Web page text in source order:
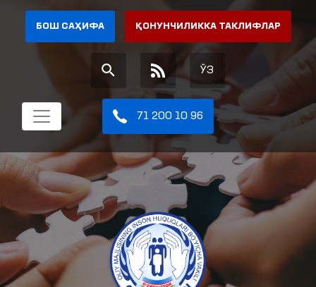
БОШ САҲИФА ҚОНУНЧИЛИККА ТАКЛИФЛАР
ЎЗ
71 200 10 96